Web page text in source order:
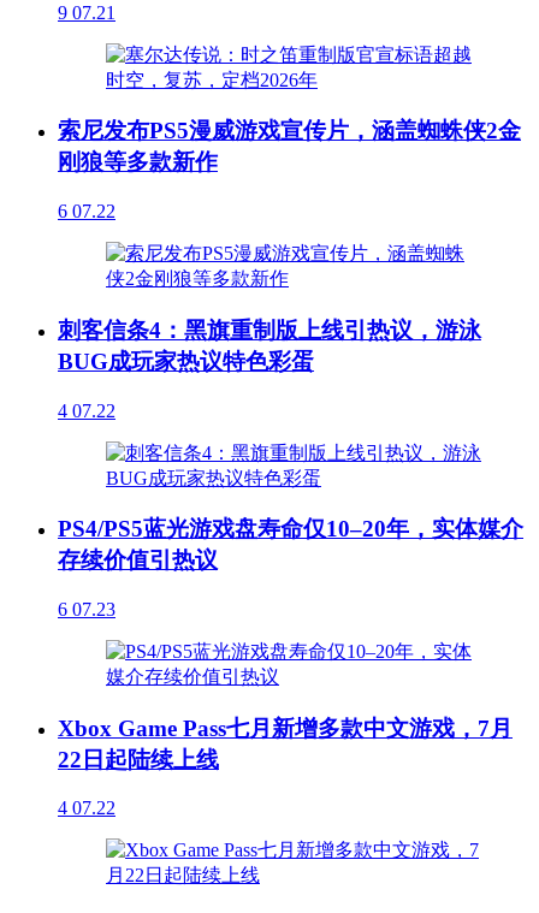
9 07.21
索尼发布PS5漫威游戏宣传片，涵盖蜘蛛侠2金
刚狼等多款新作
6 07.22
刺客信条4：黑旗重制版上线引热议，游泳
BUG成玩家热议特色彩蛋
4 07.22
PS4/PS5蓝光游戏盘寿命仅10–20年，实体媒介
存续价值引热议
6 07.23
Xbox Game Pass七月新增多款中文游戏，7月
22日起陆续上线
4 07.22